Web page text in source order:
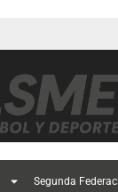
Segunda